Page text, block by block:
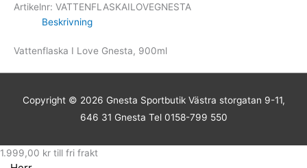
Artikelnr: VATTENFLASKAILOVEGNESTA
Beskrivning
Vattenflaska I Love Gnesta, 900ml
Copyright © 2026 Gnesta SportbutikVästra storgatan 9-11,
646 31 Gnesta Tel 0158-799 550
1.999,00 kr till fri frakt